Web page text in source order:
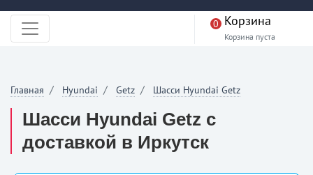
0 Корзина
Корзина пуста
Главная Hyundai Getz Шасси Hyundai Getz
Шасси Hyundai Getz с
доставкой в Иркутск